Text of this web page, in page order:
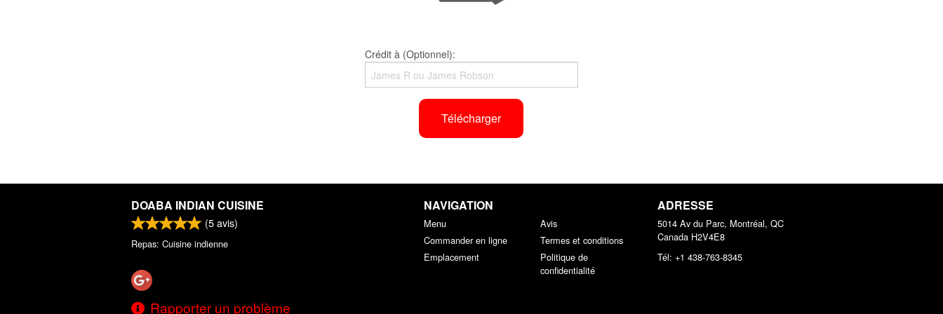
Crédit à (Optionnel):
Télécharger
DOABA INDIAN CUISINE
(5avis)
Repas: Cuisine indienne
Rapporter un problème
NAVIGATION
Menu
Commander en ligne
Emplacement
Avis
Termes et conditions
Politique de
confidentialité
ADRESSE
5014 Av du Parc, Montréal, QC
Canada H2V4E8
Tél: +1 438-763-8345